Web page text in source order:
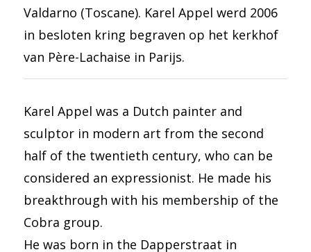
Valdarno (Toscane). Karel Appel werd 2006
in besloten kring begraven op het kerkhof
van Père-Lachaise in Parijs.
Karel Appel was a Dutch painter and
sculptor in modern art from the second
half of the twentieth century, who can be
considered an expressionist. He made his
breakthrough with his membership of the
Cobra group.
He was born in the Dapperstraat in